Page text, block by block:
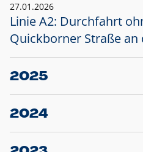
27.01.2026
Linie A2: Durchfahrt
Quickborner Straße an
2025
23.12.2025
Projekt S5: Start der
2024
10.12.2024
Großprojekt S5: